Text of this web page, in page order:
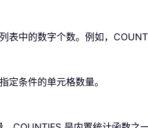
表中的数字个数。例如，
定条件的单元格数量。